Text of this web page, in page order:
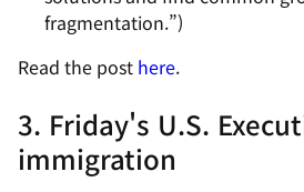
fragmentation.”)
Read the post here.
3. Friday's U.S.
immigration